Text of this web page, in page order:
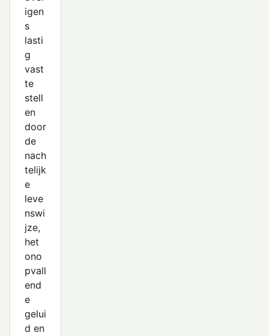
igen
s
lasti
g
vast
te
stell
en
door
de
nach
telijk
e
leve
nswi
jze,
het
ono
pvall
end
e
gelui
d en